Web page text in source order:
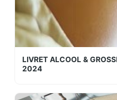
LIVRET ALCOOL &
2024